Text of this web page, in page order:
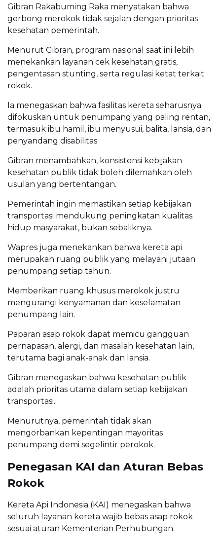
Gibran Rakabuming Raka menyatakan bahwa
gerbong merokok tidak sejalan dengan prioritas
kesehatan pemerintah.
Menurut Gibran, program nasional saat ini lebih
menekankan layanan cek kesehatan gratis,
pengentasan stunting, serta regulasi ketat terkait
rokok.
Ia menegaskan bahwa fasilitas kereta seharusnya
difokuskan untuk penumpang yang paling rentan,
termasuk ibu hamil, ibu menyusui, balita, lansia, dan
penyandang disabilitas.
Gibran menambahkan, konsistensi kebijakan
kesehatan publik tidak boleh dilemahkan oleh
usulan yang bertentangan.
Pemerintah ingin memastikan setiap kebijakan
transportasi mendukung peningkatan kualitas
hidup masyarakat, bukan sebaliknya.
Wapres juga menekankan bahwa kereta api
merupakan ruang publik yang melayani jutaan
penumpang setiap tahun.
Memberikan ruang khusus merokok justru
mengurangi kenyamanan dan keselamatan
penumpang lain.
Paparan asap rokok dapat memicu gangguan
pernapasan, alergi, dan masalah kesehatan lain,
terutama bagi anak-anak dan lansia.
Gibran menegaskan bahwa kesehatan publik
adalah prioritas utama dalam setiap kebijakan
transportasi.
Menurutnya, pemerintah tidak akan
mengorbankan kepentingan mayoritas
penumpang demi segelintir perokok.
Penegasan KAI dan Aturan Bebas
Rokok
Kereta Api Indonesia (KAI) menegaskan bahwa
seluruh layanan kereta wajib bebas asap rokok
sesuai aturan Kementerian Perhubungan.